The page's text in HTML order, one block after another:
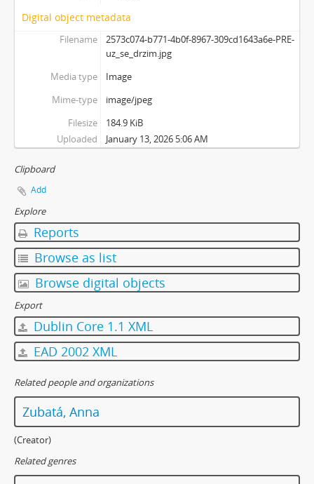
Digital object metadata
Filename
2573c074-b771-4b0f-8967-309cd1643a6e-PRE-
uz_se_drzim.jpg
Media type
Image
Mime-type
image/jpeg
Filesize
184.9 KiB
Uploaded
January 13, 2026 5:06 AM
Clipboard
Add
Explore
Reports
Browse as list
Browse digital objects
Export
Dublin Core 1.1 XML
EAD 2002 XML
Related people and organizations
Zubatá, Anna
(Creator)
Related genres